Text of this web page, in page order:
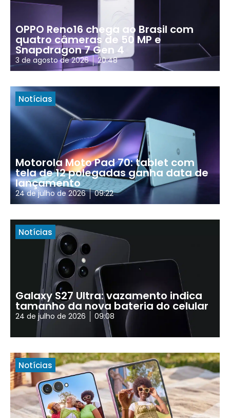
OPPO Reno16 chega ao Brasil com
quatro câmeras de 50 MP e
Snapdragon 7 Gen 4
3 de agosto de 2026 20:48
Notícias
Motorola Moto Pad 70: tablet com
tela de 12 polegadas ganha data de
lançamento
24 de julho de 2026 09:22
Notícias
Galaxy S27 Ultra: vazamento indica
tamanho da nova bateria do celular
24 de julho de 2026 09:08
Notícias